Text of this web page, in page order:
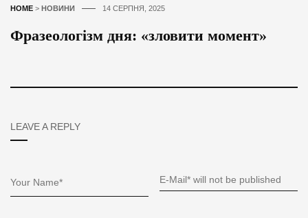
HOME > НОВИНИ 14 СЕРПНЯ, 2025
Фразеологізм дня: «зловити момент»
LEAVE A REPLY